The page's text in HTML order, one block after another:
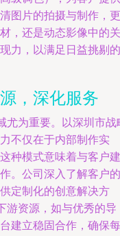
图片的拍摄与制作，更
，还是动态影像中的关
力，以满足日益挑剔的
，深化服务
尤为重要。以深圳市战
不仅在于内部制作实
种模式意味着与客户建
。公司深入了解客户的
定制化的创意解决方
游资源，如与优秀的导
建立稳固合作，确保每